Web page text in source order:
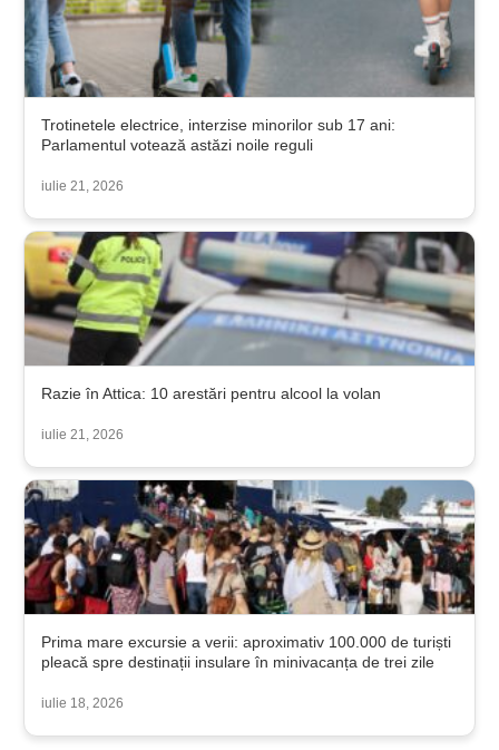
Trotinetele electrice, interzise minorilor sub 17 ani:
Parlamentul votează astăzi noile reguli
iulie 21, 2026
Razie în Attica: 10 arestări pentru alcool la volan
iulie 21, 2026
Prima mare excursie a verii: aproximativ 100.000 de turiști
pleacă spre destinații insulare în minivacanța de trei zile
iulie 18, 2026